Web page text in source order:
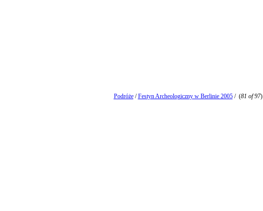
Podróże/Festyn Archeologiczny w Berlinie 2005/ (81 of 97)